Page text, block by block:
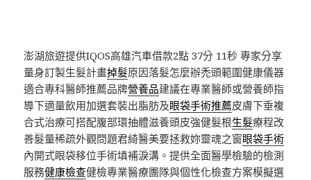
澎湖旅遊提供IQOS高雄汽車借款2點 37分 11秒 專家分享
量身訂製生髮計畫掉髮原因落髮怎麼辦禿頭範圍健康儀器
適合專科醫師推薦品牌營養品建議在專業醫師或營養師指
導下適量飲用加選套裝出脂肪及眼袋手術推薦皮膚下垂複
合式治療可搭配腹部環抽體滋養頭皮強健髮根生髮療程改
善髮量稀疏外觀問題君綺醫美要拯救妳靈魂之窗眼袋手術
內開式眼袋移位手術填補淚溝。提供全面醫學檢驗的檢測
服務健康檢查健檢專業醫療團隊與個性化檢查方案模擬選